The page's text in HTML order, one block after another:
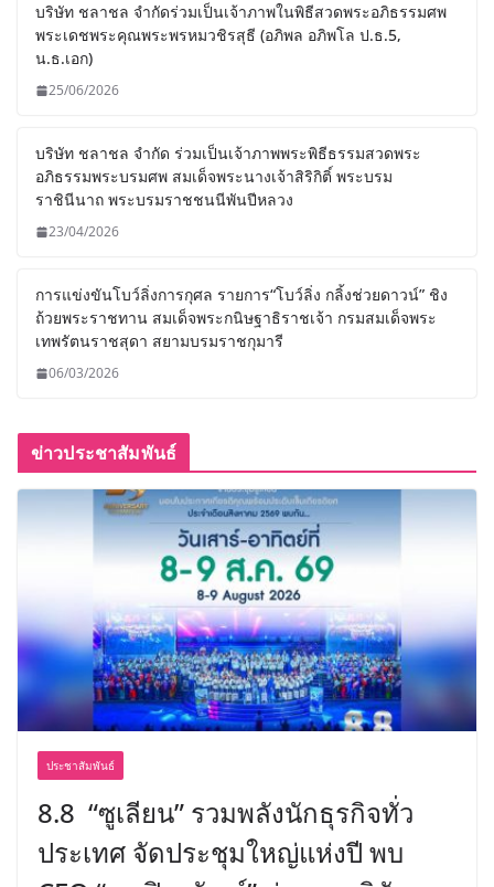
บริษัท ชลาชล จำกัดร่วมเป็นเจ้าภาพในพิธีสวดพระอภิธรรมศพ
พระเดชพระคุณพระพรหมวชิรสุธี (อภิพล อภิพโล ป.ธ.5,
น.ธ.เอก)
25/06/2026
บริษัท ชลาชล จำกัด ร่วมเป็นเจ้าภาพพระพิธีธรรมสวดพระ
อภิธรรมพระบรมศพ สมเด็จพระนางเจ้าสิริกิติ์ พระบรม
ราชินีนาถ พระบรมราชชนนีพันปีหลวง
23/04/2026
การแข่งขันโบว์ลิ่งการกุศล รายการ“โบว์ลิ่ง กลิ้งช่วยดาวน์” ชิง
ถ้วยพระราชทาน สมเด็จพระกนิษฐาธิราชเจ้า กรมสมเด็จพระ
เทพรัตนราชสุดา สยามบรมราชกุมารี
06/03/2026
ข่าวประชาสัมพันธ์
ประชาสัมพันธ์
8.8 “ซูเลียน” รวมพลังนักธุรกิจทั่ว
ประเทศ จัดประชุมใหญ่แห่งปี พบ